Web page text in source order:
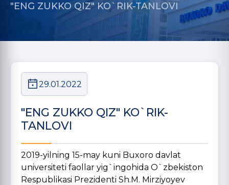
"ENG ZUKKO QIZ" KO`RIK-TANLOVI
29.01.2022
"ENG ZUKKO QIZ" KO`RIK-
TANLOVI
2019-yilning 15-may kuni Buxoro davlat
universiteti faollar yig`ingohida O`zbekiston
Respublikasi Prezidenti Sh.M. Mirziyoyev